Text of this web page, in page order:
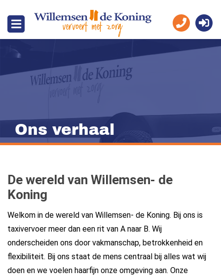
Ons verhaal
De wereld van Willemsen- de
Koning
Welkom in de wereld van Willemsen- de Koning. Bij ons is
taxivervoer meer dan een rit van A naar B. Wij
onderscheiden ons door vakmanschap, betrokkenheid en
flexibiliteit. Bij ons staat de mens centraal bij alles wat wij
doen en we voelen haarfijn onze omgeving aan. Onze